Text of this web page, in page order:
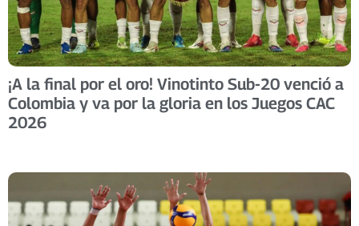
​¡A la final por el oro! Vinotinto Sub-20 venció a
Colombia y va por la gloria en los Juegos CAC
2026 ​